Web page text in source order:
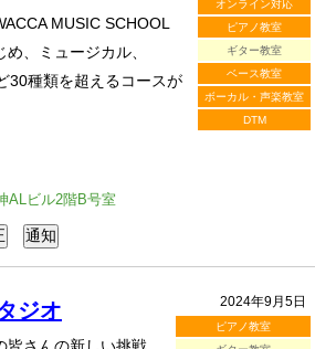
オンライン対応
ピアノ教室
ギター教室
ベース教室
ボーカル・声楽教室
DTM
MUSIC SCHOOL
、ミュージカル、
30種類を超えるコースが
ALビル2階B号室
2024年9月5日
ピアノ教室
ジオ